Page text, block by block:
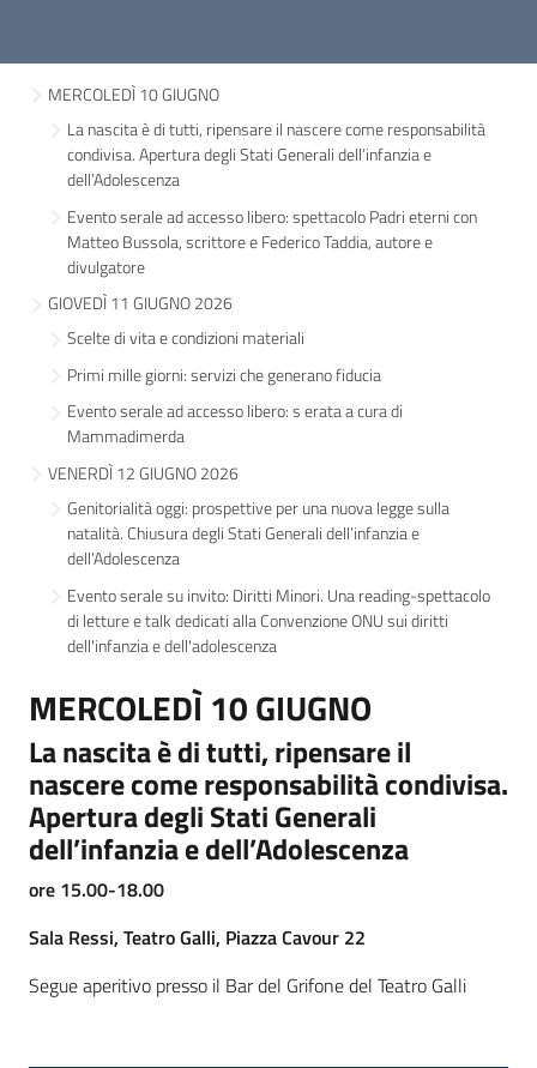
MERCOLEDÌ 10 GIUGNO
La nascita è di tutti, ripensare il nascere come responsabilità
condivisa. Apertura degli Stati Generali dell’infanzia e
dell’Adolescenza
Evento serale ad accesso libero: spettacolo Padri eterni con
Matteo Bussola, scrittore e Federico Taddia, autore e
divulgatore
GIOVEDÌ 11 GIUGNO 2026
Scelte di vita e condizioni materiali
Primi mille giorni: servizi che generano fiducia
Evento serale ad accesso libero: s erata a cura di
Mammadimerda
VENERDÌ 12 GIUGNO 2026
Genitorialità oggi: prospettive per una nuova legge sulla
natalità. Chiusura degli Stati Generali dell’infanzia e
dell’Adolescenza
Evento serale su invito: Diritti Minori. Una reading-spettacolo
di letture e talk dedicati alla Convenzione ONU sui diritti
dell'infanzia e dell'adolescenza
MERCOLEDÌ 10 GIUGNO
La nascita è di tutti, ripensare il
nascere come responsabilità condivisa.
Apertura degli Stati Generali
dell’infanzia e dell’Adolescenza
ore 15.00-18.00
Sala Ressi, Teatro Galli, Piazza Cavour 22
Segue aperitivo presso il Bar del Grifone del Teatro Galli